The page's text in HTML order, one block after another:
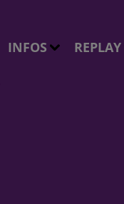
INFOS REPLAY